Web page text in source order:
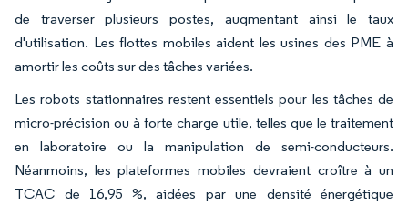
de traverser plusieurs postes, augmentant ainsi le taux
d'utilisation. Les flottes mobiles aident les usines des PME à
amortir les coûts sur des tâches variées.
Les robots stationnaires restent essentiels pour les tâches de
micro-précision ou à forte charge utile, telles que le traitement
en laboratoire ou la manipulation de semi-conducteurs.
Néanmoins, les plateformes mobiles devraient croître à un
TCAC de 16,95 %, aidées par une densité énergétique